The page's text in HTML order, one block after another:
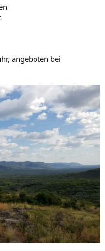
angeboten bei